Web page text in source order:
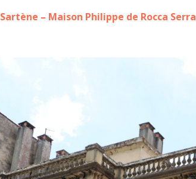
Sartène – Maison Philippe de Rocca Serra